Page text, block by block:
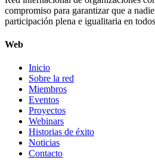
compromiso para garantizar que a
participación plena e igualitaria en
Web
Inicio
Sobre la red
Miembros
Eventos
Proyectos
Webinars
Historias de éxito
Noticias
Contacto